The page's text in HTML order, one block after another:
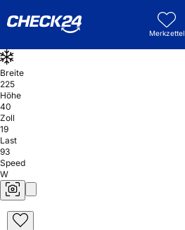
Merkzettel
Breite
225
Höhe
40
Zoll
19
Last
93
Speed
W